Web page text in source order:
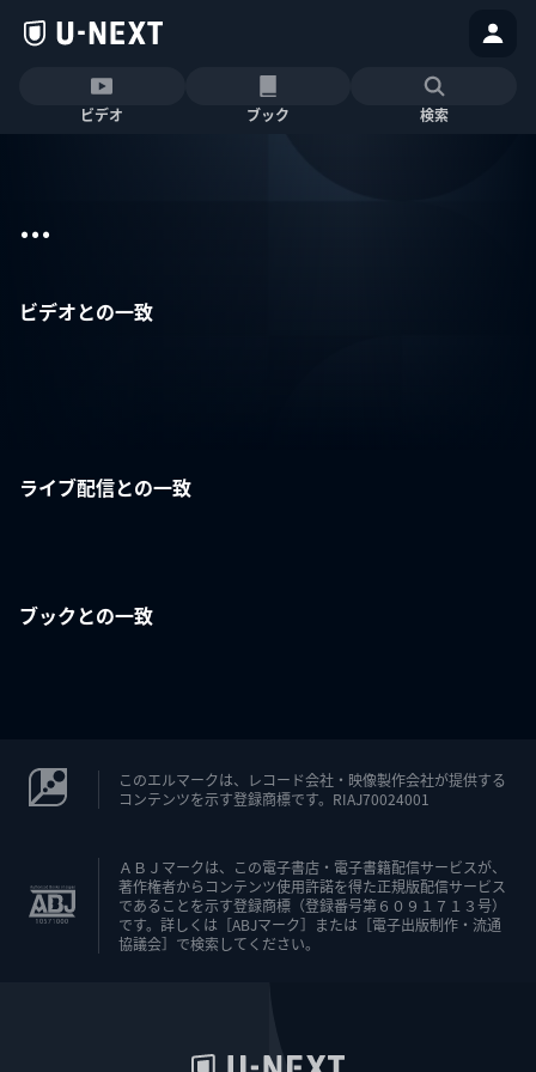
ビデオ ブック 検索
...
ビデオとの一致
ライブ配信との一致
ブックとの一致
このエルマークは、レコード会社・映像製作会社が提供する
コンテンツを示す登録商標です。RIAJ70024001
ＡＢＪマークは、この電子書店・電子書籍配信サービスが、
著作権者からコンテンツ使用許諾を得た正規版配信サービス
であることを示す登録商標（登録番号第６０９１７１３号）
です。詳しくは［ABJマーク］または［電子出版制作・流通
協議会］で検索してください。